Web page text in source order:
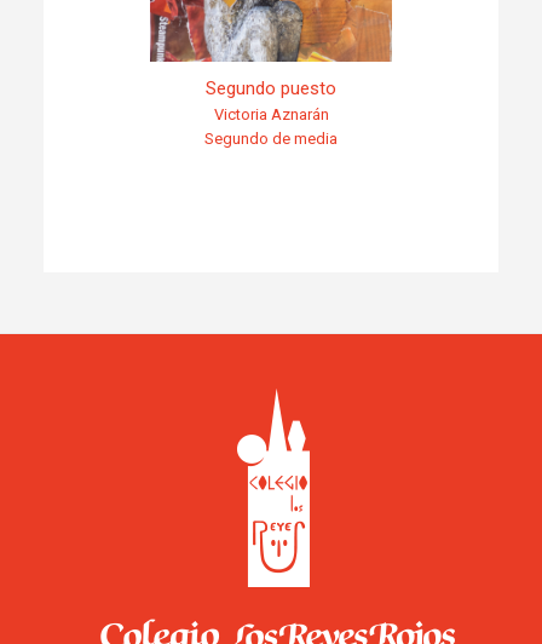
Segundo puesto
Victoria Aznarán
Segundo de media